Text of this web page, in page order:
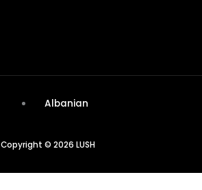
Albanian
Copyright © 2026 LUSH